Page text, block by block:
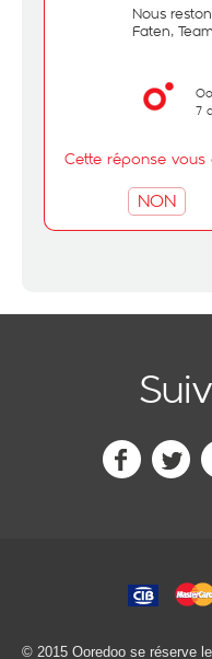
Nous
Faten,
7
Cette réponse
NON
© 2015 Ooredoo se réserve